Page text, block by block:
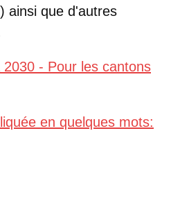
ainsi que d'autres
2030 - Pour les cantons
en quelques mots: